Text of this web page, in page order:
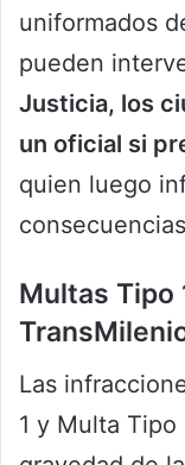
uniformados
pueden
Justicia, los
un oficial si
quien luego
Multas Tipo
Las
1 y Multa